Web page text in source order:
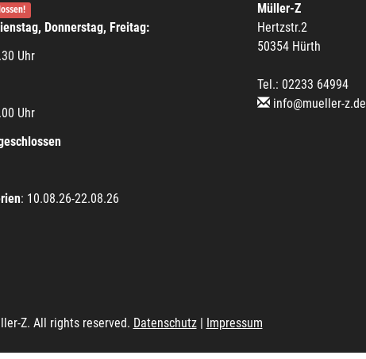
Donnerstag, Freitag:
Uhr
Uhr
: 10.08.26-22.08.26
Müller-Z
Hertzstr.2
50354 Hürth
Tel.: 02233 64994
info@mueller-z.de
Z. All rights reserved. Datenschutz| Impressum